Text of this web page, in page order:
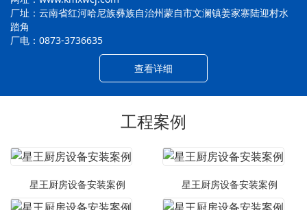
厂址：云南省红河哈尼族彝族自治州蒙自市文澜镇姜家寨陆迎村水
踏角
厂电：0873-3736635
查看详细
工程案例
星王厨房设备安装案例 星王厨房设备安装案例